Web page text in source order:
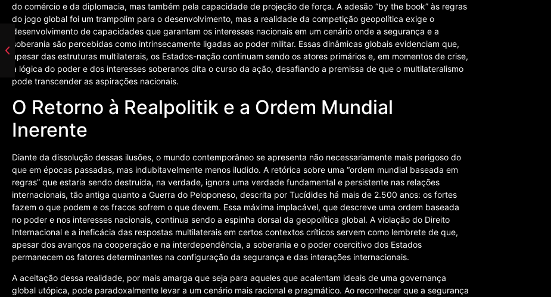
do comércio e da diplomacia, mas também pela capacidade de projeção de força. A adesão “by the book” às regras
do jogo global foi um trampolim para o desenvolvimento, mas a realidade da competição geopolítica exige o
desenvolvimento de capacidades que garantam os interesses nacionais em um cenário onde a segurança e a
soberania são percebidas como intrinsecamente ligadas ao poder militar. Essas dinâmicas globais evidenciam que,
apesar das estruturas multilaterais, os Estados-nação continuam sendo os atores primários e, em momentos de crise,
a lógica do poder e dos interesses soberanos dita o curso da ação, desafiando a premissa de que o multilateralismo
pode transcender as aspirações nacionais.
O Retorno à Realpolitik e a Ordem Mundial
Inerente
Diante da dissolução dessas ilusões, o mundo contemporâneo se apresenta não necessariamente mais perigoso do
que em épocas passadas, mas indubitavelmente menos iludido. A retórica sobre uma “ordem mundial baseada em
regras” que estaria sendo destruída, na verdade, ignora uma verdade fundamental e persistente nas relações
internacionais, tão antiga quanto a Guerra do Peloponeso, descrita por Tucídides há mais de 2.500 anos: os fortes
fazem o que podem e os fracos sofrem o que devem. Essa máxima implacável, que descreve uma ordem baseada
no poder e nos interesses nacionais, continua sendo a espinha dorsal da geopolítica global. A violação do Direito
Internacional e a ineficácia das respostas multilaterais em certos contextos críticos servem como lembrete de que,
apesar dos avanços na cooperação e na interdependência, a soberania e o poder coercitivo dos Estados
permanecem os fatores determinantes na configuração da segurança e das interações internacionais.
A aceitação dessa realidade, por mais amarga que seja para aqueles que acalentam ideais de uma governança
global utópica, pode paradoxalmente levar a um cenário mais racional e pragmático. Ao reconhecer que a segurança